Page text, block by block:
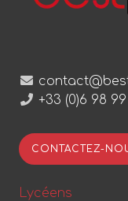
+33 (0)6 98 99
CONTACTEZ-
Lycéens